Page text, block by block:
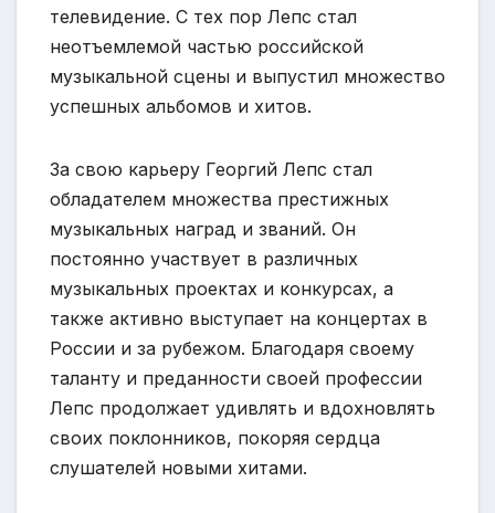
телевидение. С тех пор Лепс стал
неотъемлемой частью российской
музыкальной сцены и выпустил множество
успешных альбомов и хитов.
За свою карьеру Георгий Лепс стал
обладателем множества престижных
музыкальных наград и званий. Он
постоянно участвует в различных
музыкальных проектах и конкурсах, а
также активно выступает на концертах в
России и за рубежом. Благодаря своему
таланту и преданности своей профессии
Лепс продолжает удивлять и вдохновлять
своих поклонников, покоряя сердца
слушателей новыми хитами.